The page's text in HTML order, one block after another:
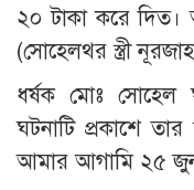
২০ টাকা করে দিত।
(সোহেলথর স্ত্রী
ধর্ষক মোঃ সোহেল
ঘটনাটি প্রকাশে
আমার আগামি ২৫ জুন